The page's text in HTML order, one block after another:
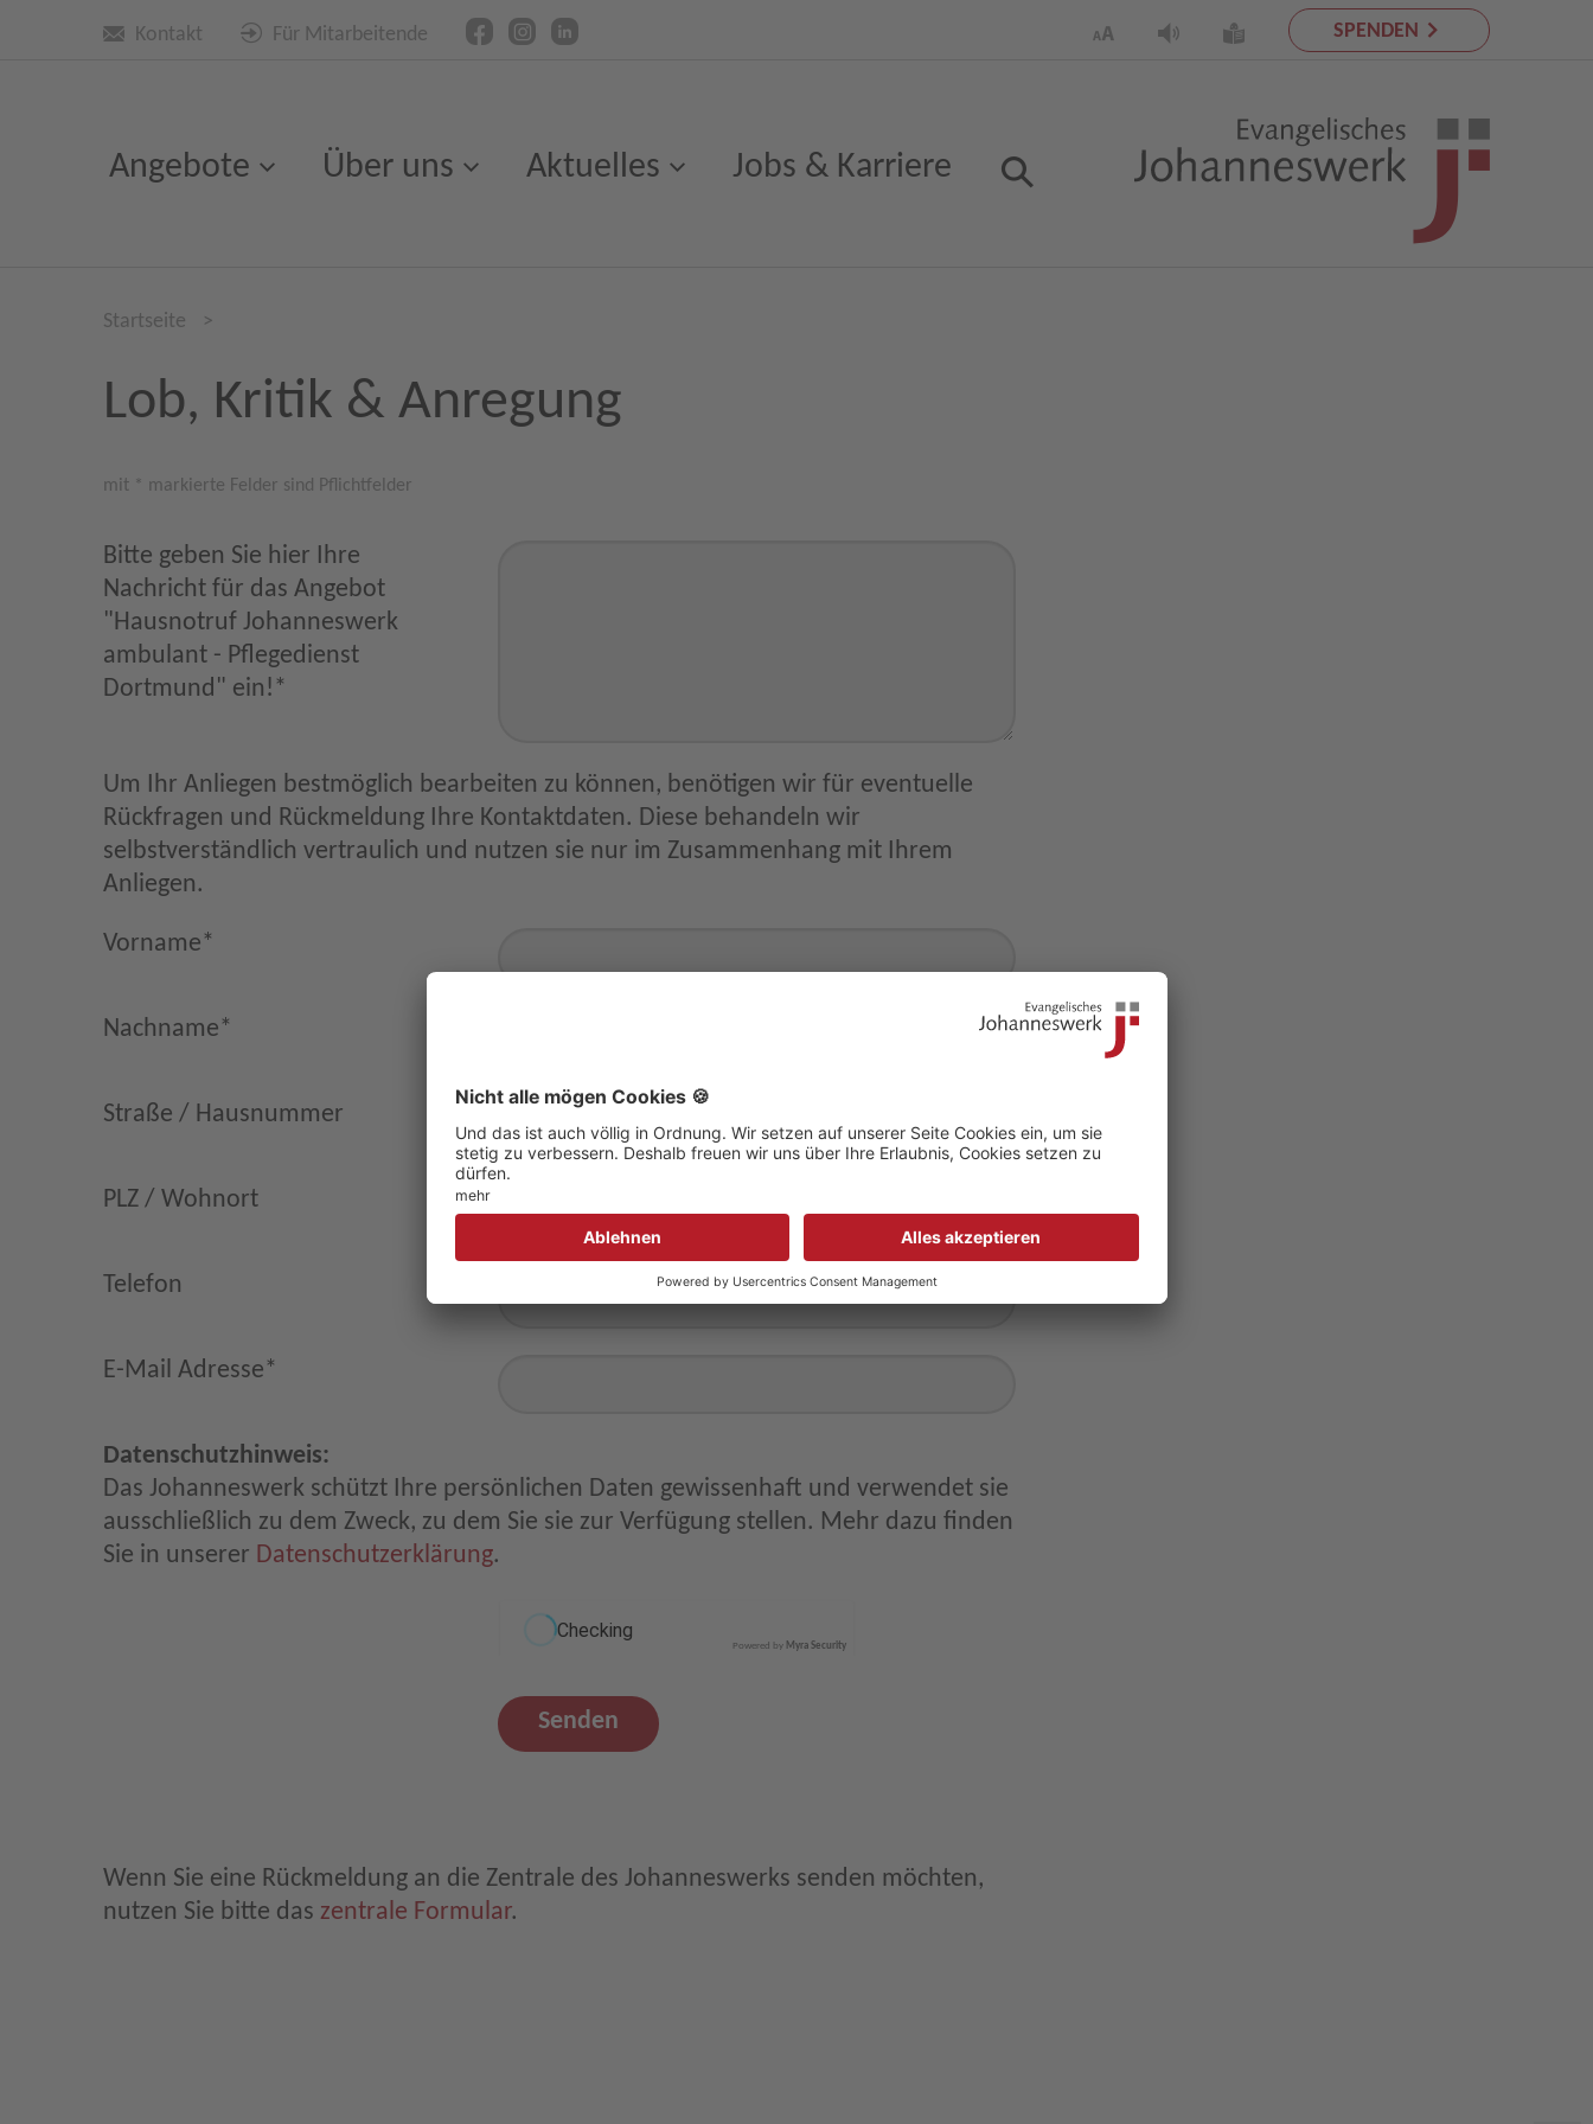
Kontakt Für Mitarbeitende SPENDEN
Angebote Über uns Aktuelles Jobs & Karriere
Startseite >
Lob, Kritik & Anregung
mit * markierte Felder sind Pflichtfelder
Bitte geben Sie hier Ihre
Nachricht für das Angebot
"Hausnotruf Johanneswerk
ambulant - Pflegedienst
Dortmund" ein! *
Um Ihr Anliegen bestmöglich bearbeiten zu können, benötigen wir für eventuelle
Rückfragen und Rückmeldung Ihre Kontaktdaten. Diese behandeln wir
selbstverständlich vertraulich und nutzen sie nur im Zusammenhang mit Ihrem
Anliegen.
Vorname*
Nachname*
Straße / Hausnummer
PLZ / Wohnort
Telefon
E-Mail Adresse*
Datenschutzhinweis:
Das Johanneswerk schützt Ihre persönlichen Daten gewissenhaft und verwendet sie
ausschließlich zu dem Zweck, zu dem Sie sie zur Verfügung stellen. Mehr dazu finden
Sie in unserer Datenschutzerklärung.
Powered by Myra Security
Senden
Wenn Sie eine Rückmeldung an die Zentrale des Johanneswerks senden möchten,
nutzen Sie bitte das zentrale Formular.